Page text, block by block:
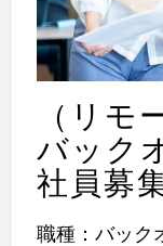
（リモ
バック
社員募
職種：バック